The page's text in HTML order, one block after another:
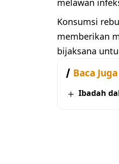
melawan
Konsumsi
memberikan
bijaksana
Baca Juga
Ibadah